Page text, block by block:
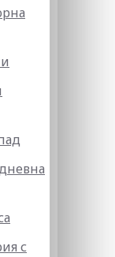
с